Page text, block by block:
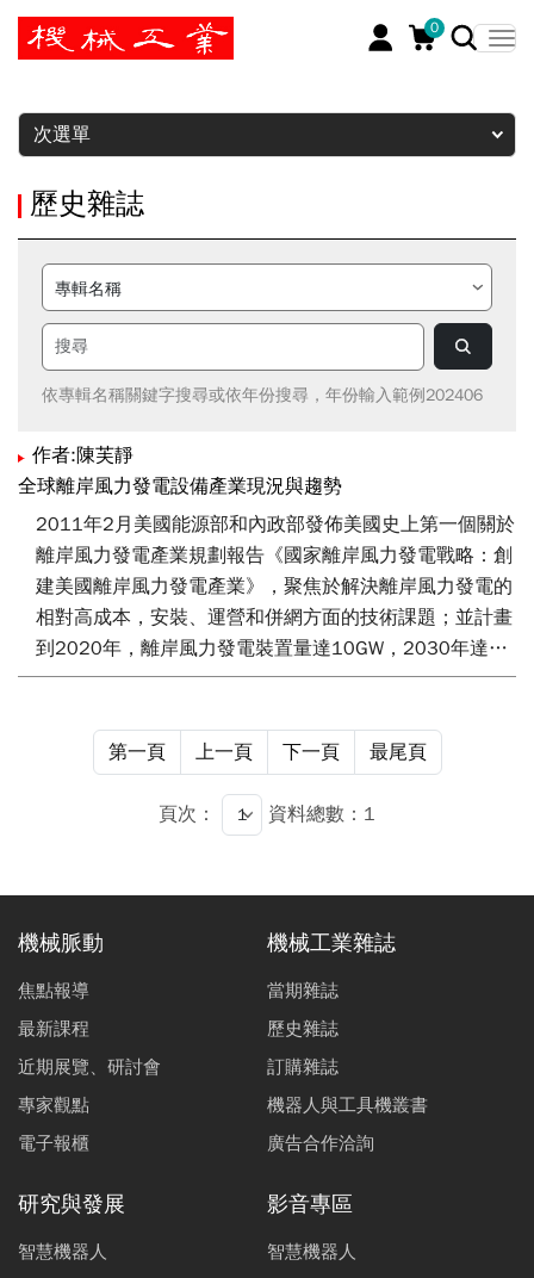
0
暫停
次選單
歷史雜誌
依專輯名稱關鍵字搜尋或依年份搜尋，年份輸入範例202406
作者:陳芙靜
全球離岸風力發電設備產業現況與趨勢
2011年2月美國能源部和內政部發佈美國史上第一個關於
離岸風力發電產業規劃報告《國家離岸風力發電戰略：創
建美國離岸風力發電產業》，聚焦於解決離岸風力發電的
相對高成本，安裝、運營和併網方面的技術課題；並計畫
到2020年，離岸風力發電裝置量達10GW，2030年達到
54GW，此將有助於美國實現奧巴馬確立的“到2035年全
災事故，7月德國完成2022年廢核立法，並在2030年將
新建20至25GW的離岸風場取代核能；中國也公佈2015
年達成5GW離岸風力發電的發展目標；日本政府9月亦正
式決定，將投資約100億至200億日元在福島縣近海興建
助災區早日復興。風力為目前最接近石化燃料成本之再生
能源，且隨著陸域市場的飽和，離岸風力發電儼然成為全
球再生能源的明日之星。
第一頁 上一頁 下一頁 最尾頁
頁次： 資料總數：1
機械脈動
焦點報導
最新課程
近期展覽、研討會
專家觀點
電子報櫃
機械工業雜誌
當期雜誌
歷史雜誌
訂購雜誌
機器人與工具機叢書
廣告合作洽詢
研究與發展
智慧機器人
影音專區
智慧機器人